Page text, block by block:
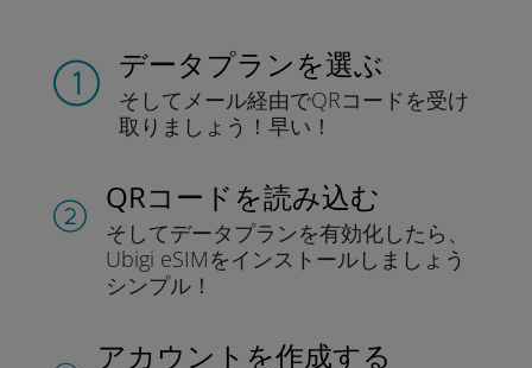
データプランを選ぶ
そしてメール経由でQRコードを受け
取りましょう！早い！
QRコードを読み込む
そしてデータプランを有効化したら、
Ubigi eSIMをインストールしま しょう
シンプル！
アカウントを作成する